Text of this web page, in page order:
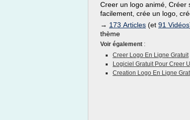
Creer un logo animé, Créer
facilement, crée un logo,
→ 173 Articles (et 91 Vidéos
thème
Voir également :
Creer Logo En Ligne Gratuit
Logiciel Gratuit Pour Creer
Creation Logo En Ligne